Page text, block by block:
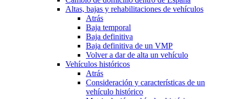
Altas, bajas y rehabilitaciones de vehículos
Atrás
Baja temporal
Baja definitiva
Baja definitiva de un VMP
Volver a dar de alta un vehículo
Vehículos históricos
Atrás
Consideración y características de un
vehículo histórico